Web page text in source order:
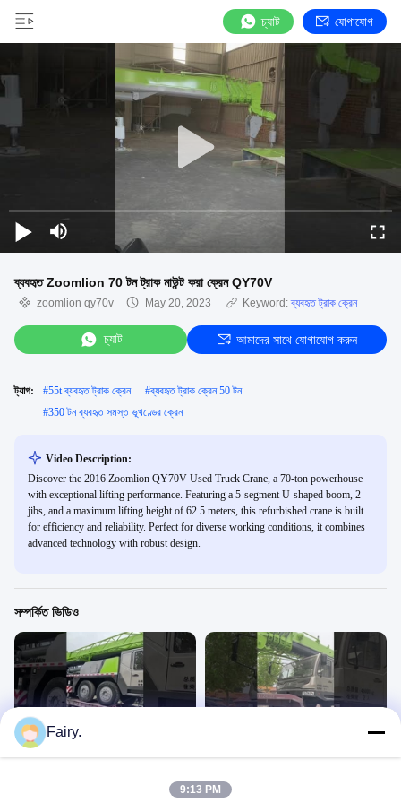
চ্যাট যোগাযোগ
ব্যবহৃত Zoomlion 70 টন ট্রাক মাউন্ট করা ক্রেন QY70V
zoomlion qy70v May 20, 2023 Keyword:ব্যবহৃত ট্রাক ক্রেন
চ্যাট আমাদের সাথে যোগাযোগ করুন
ট্যাগ: #55t ব্যবহৃত ট্রাক ক্রেন #ব্যবহৃত ট্রাক ক্রেন 50 টন
#350 টন ব্যবহৃত সমস্ত ভূখণ্ডের ক্রেন
Video Description:
Discover the 2016 Zoomlion QY70V Used Truck Crane, a 70-ton powerhouse
with exceptional lifting performance. Featuring a 5-segment U-shaped boom, 2
jibs, and a maximum lifting height of 62.5 meters, this refurbished crane is built
for efficiency and reliability. Perfect for diverse working conditions, it combines
advanced technology with robust design.
সম্পর্কিত ভিডিও
zoomlion 70t
July 13, 2023
Fairy.
9:13 PM